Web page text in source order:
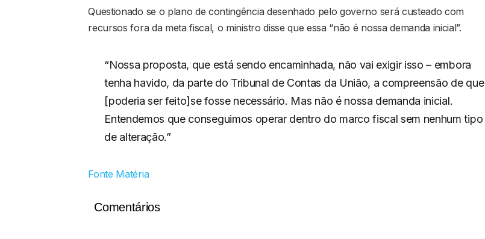
Questionado se o plano de contingência desenhado pelo governo será custeado com
recursos fora da meta fiscal, o ministro disse que essa “não é nossa demanda inicial”.
“Nossa proposta, que está sendo encaminhada, não vai exigir isso – embora
tenha havido, da parte do Tribunal de Contas da União, a compreensão de que
[poderia ser feito]se fosse necessário. Mas não é nossa demanda inicial.
Entendemos que conseguimos operar dentro do marco fiscal sem nenhum tipo
de alteração.”
Fonte Matéria
Comentários